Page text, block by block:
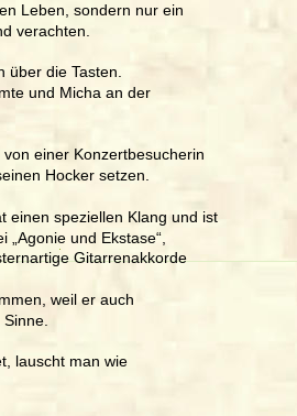
Leben, sondern nur ein
verachten.
über die Tasten.
und Micha an der
einer Konzertbesucherin
Hocker setzen.
einen speziellen Klang und ist
und Ekstase“,
Gitarrenakkorde
weil er auch
lauscht man wie